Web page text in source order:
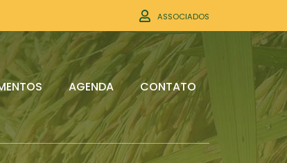
ASSOCIADOS
AGENDA CONTATO